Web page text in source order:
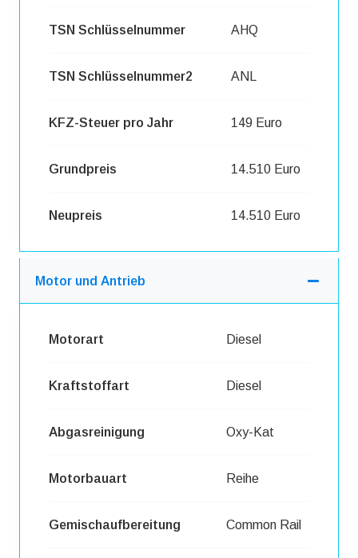
TSN Schlüsselnummer AHQ
TSN Schlüsselnummer2 ANL
KFZ-Steuer pro Jahr 149 Euro
Grundpreis 14.510 Euro
Neupreis 14.510 Euro
Motor und Antrieb
Motorart Diesel
Kraftstoffart Diesel
Abgasreinigung Oxy-Kat
Motorbauart Reihe
Gemischaufbereitung Common Rail